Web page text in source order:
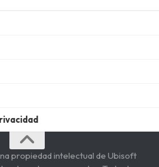
propiedad intelectual de Ubisoft